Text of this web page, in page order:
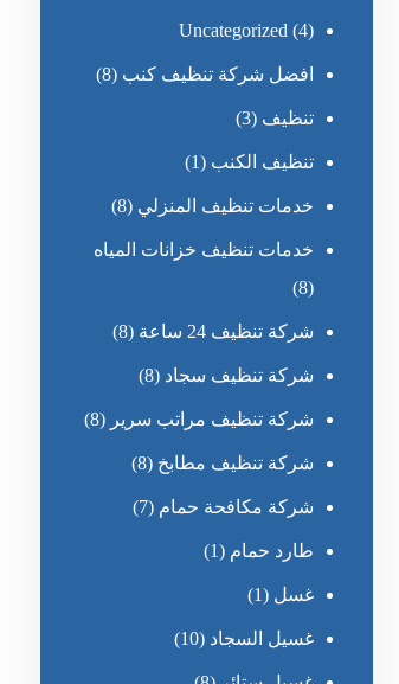
Uncategorized (4)
افضل شركة تنظيف كنب (8)
تنظيف (3)
تنظيف الكنب (1)
خدمات تنظيف المنزلي (8)
خدمات تنظيف خزانات المياه
(8)
شركة تنظيف 24 ساعة (8)
شركة تنظيف سجاد (8)
شركة تنظيف مراتب سرير (8)
شركة تنظيف مطابخ (8)
شركة مكافحة حمام (7)
طارد حمام (1)
غسل (1)
غسيل السجاد (10)